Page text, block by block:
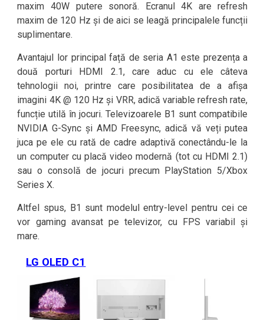
maxim 40W putere sonoră. Ecranul 4K are refresh
maxim de 120 Hz și de aici se leagă principalele funcții
suplimentare.
Avantajul lor principal față de seria A1 este prezența a
două porturi HDMI 2.1, care aduc cu ele câteva
tehnologii noi, printre care posibilitatea de a afișa
imagini 4K @ 120 Hz și VRR, adică variable refresh rate,
funcție utilă în jocuri. Televizoarele B1 sunt compatibile
NVIDIA G-Sync și AMD Freesync, adică vă veți putea
juca pe ele cu rată de cadre adaptivă conectându-le la
un computer cu placă video modernă (tot cu HDMI 2.1)
sau o consolă de jocuri precum PlayStation 5/Xbox
Series X.
Altfel spus, B1 sunt modelul entry-level pentru cei ce
vor gaming avansat pe televizor, cu FPS variabil și
mare.
LG OLED C1